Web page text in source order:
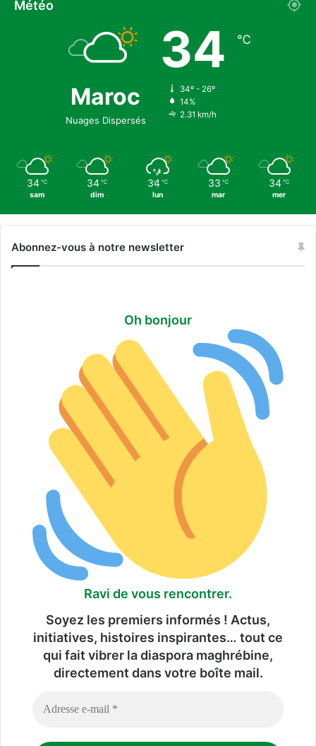
p
B
a
Météo
Maroc
Nuages Dispersés
34 ℃
34º - 26º
14%
2.31 km/h
34 ℃
sam
34 ℃
dim
34 ℃
lun
33 ℃
mar
34 ℃
mer
Abonnez-vous à notre newsletter
Oh bonjour
Ravi de vous rencontrer.
Soyez les premiers informés ! Actus,
initiatives, histoires inspirantes… tout ce
qui fait vibrer la diaspora maghrébine,
directement dans votre boîte mail.